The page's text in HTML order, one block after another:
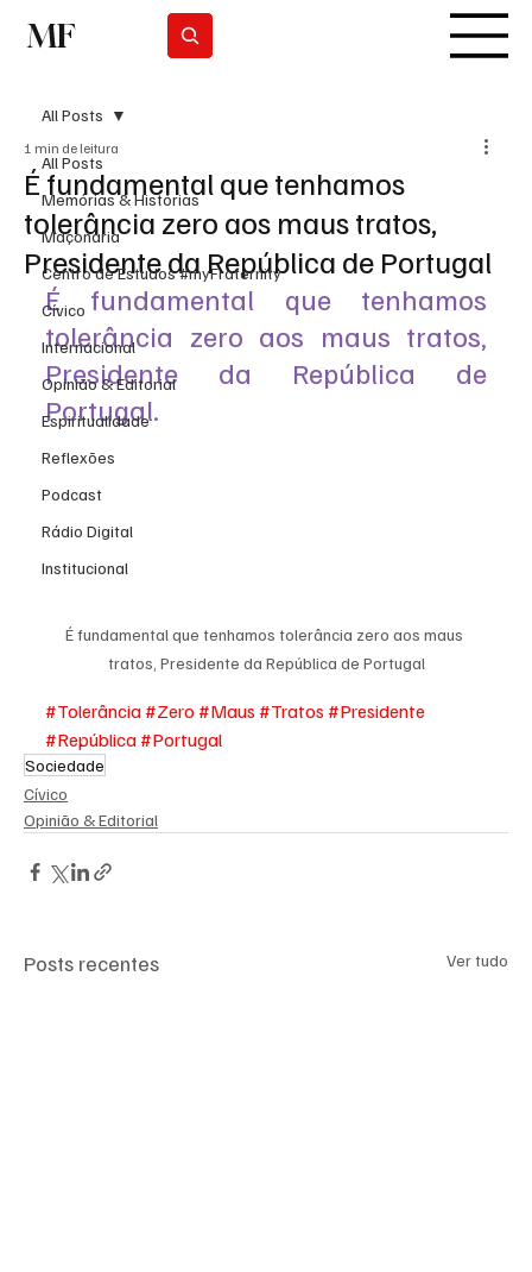
MF
All Posts
Memórias & Histórias
Maçonaria
Centro de Estudos #myFraternity
Cívico
Internacional
Opinião & Editorial
Espiritualidade
Reflexões
Podcast
Rádio Digital
Institucional
All Posts
É fundamental que tenhamos
tolerância zero aos maus tratos,
Presidente da República de Portugal
1 min de leitura
É fundamental que tenhamos
tolerância zero aos maus tratos,
Presidente da República de
Portugal.
É fundamental que tenhamos tolerância zero aos maus
tratos, Presidente da República de Portugal
#Tolerância #Zero #Maus #Tratos #Presidente
#República #Portugal
Sociedade
Cívico
Opinião & Editorial
Posts recentes Ver tudo